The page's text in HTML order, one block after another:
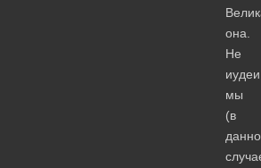
она.
Не
иудеи
мы
(в